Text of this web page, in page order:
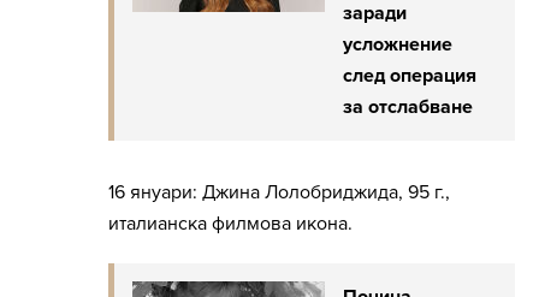
заради
усложнение
след операция
за отслабване
16 януари: Джина Лолобриджида, 95 г.,
италианска филмова икона.